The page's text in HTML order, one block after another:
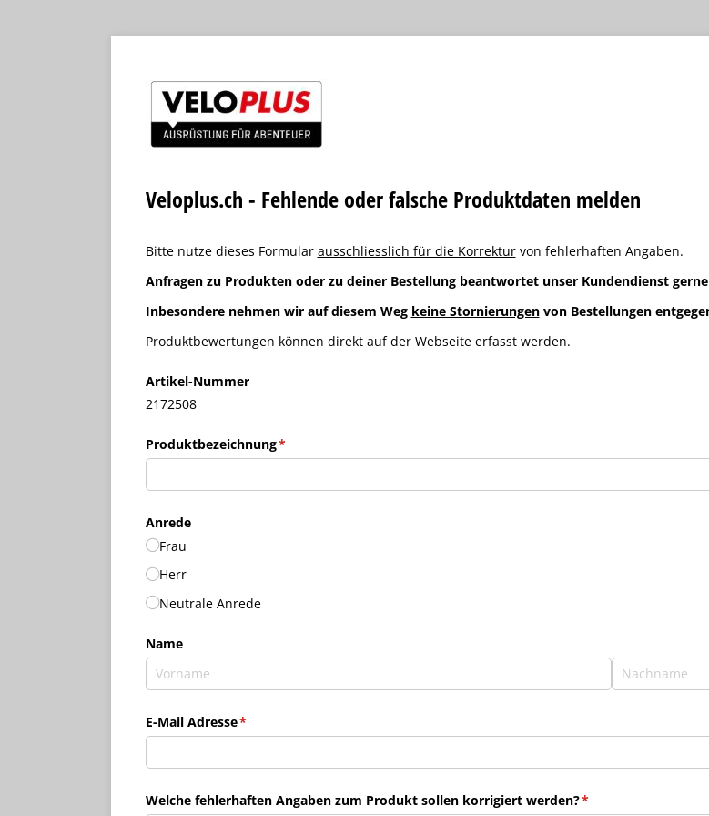
Veloplus.ch - Fehlende oder falsche Produktdaten melden
Bitte nutze dieses Formular ausschliesslich für die Korrekturvon fehlerhaften Angaben.
Anfragen zu Produkten oder zu deiner Bestellung beantwortet unser Kundendienst
Inbesondere nehmen wir auf diesem Weg keine Stornierungenvon Bestellungen
Produktbewertungen können direkt auf der Webseite erfasst werden.
Artikel-Nummer
2172508
Produktbezeichnung*
(erforderlich)
Anrede
Frau
Herr
Neutrale Anrede
Name
E-Mail Adresse*
(erforderlich)
Welche fehlerhaften Angaben zum Produkt sollen korrigiert werden?*
(erforderlich)